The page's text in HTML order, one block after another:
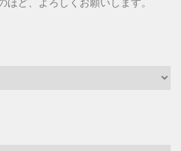
ほど、よろしくお願いします。